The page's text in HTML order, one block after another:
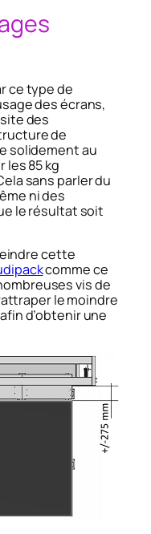
ce type de
des écrans,
des
de
solidement au
les 85 kg
sans parler du
ni des
le résultat soit
cette
comme ce
vis de
le moindre
d’obtenir une